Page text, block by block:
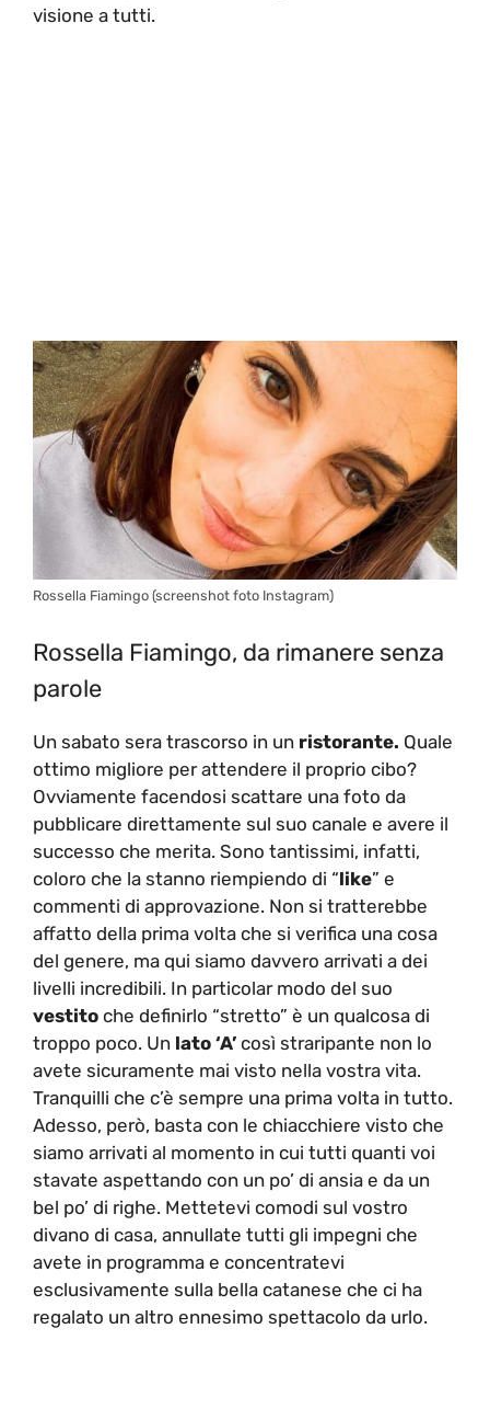
visione a tutti.
Rossella Fiamingo (screenshot foto Instagram)
Rossella Fiamingo, da rimanere senza
parole
Un sabato sera trascorso in un ristorante. Quale
ottimo migliore per attendere il proprio cibo?
Ovviamente facendosi scattare una foto da
pubblicare direttamente sul suo canale e avere il
successo che merita. Sono tantissimi, infatti,
coloro che la stanno riempiendo di “like” e
commenti di approvazione. Non si tratterebbe
affatto della prima volta che si verifica una cosa
del genere, ma qui siamo davvero arrivati a dei
livelli incredibili. In particolar modo del suo
vestito che definirlo “stretto” è un qualcosa di
troppo poco. Un lato ‘A’ così straripante non lo
avete sicuramente mai visto nella vostra vita.
Tranquilli che c’è sempre una prima volta in tutto.
Adesso, però, basta con le chiacchiere visto che
siamo arrivati al momento in cui tutti quanti voi
stavate aspettando con un po’ di ansia e da un
bel po’ di righe. Mettetevi comodi sul vostro
divano di casa, annullate tutti gli impegni che
avete in programma e concentratevi
esclusivamente sulla bella catanese che ci ha
regalato un altro ennesimo spettacolo da urlo.